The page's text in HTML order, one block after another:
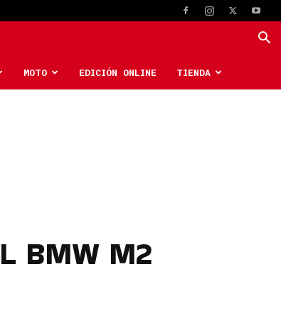
MOTO EDICIÓN ONLINE TIENDA
BMW M2